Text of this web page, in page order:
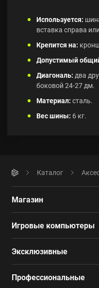
Используется:
вставка справа
Крепится на:
Допустимый
Диагональ: два
боковой 24-27 дм.
Материал: сталь.
Вес шины: 6 кг.
Каталог
Магазин
Игровые компьютеры
Эксклюзивные
Профессиональные